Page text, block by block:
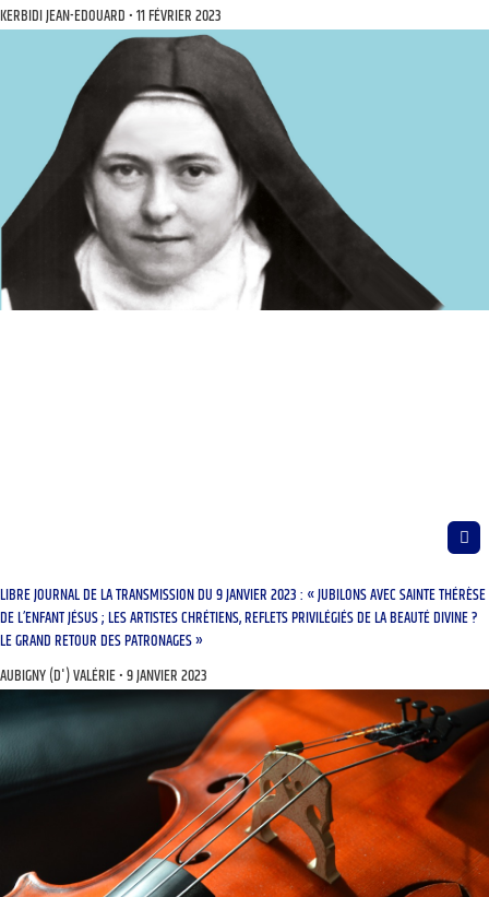
KERBIDI JEAN-EDOUARD 11 FÉVRIER 2023
LIBRE JOURNAL DE LA TRANSMISSION DU 9 JANVIER 2023 : « JUBILONS AVEC SAINTE THÉRÈSE
DE L’ENFANT JÉSUS ; LES ARTISTES CHRÉTIENS, REFLETS PRIVILÉGIÉS DE LA BEAUTÉ DIVINE ?
LE GRAND RETOUR DES PATRONAGES »
AUBIGNY (D') VALÉRIE 9 JANVIER 2023